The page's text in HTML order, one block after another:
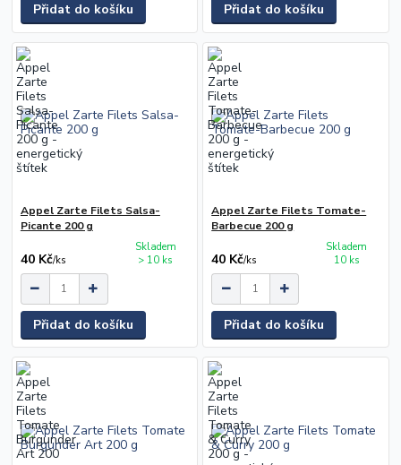
Přidat do košíku Přidat do košíku
Appel Zarte Filets Salsa-
Picante 200 g
40 Kč/ks
Skladem
> 10 ks
Přidat do košíku
Appel Zarte Filets Tomate-
Barbecue 200 g
40 Kč/ks
Skladem
10 ks
Přidat do košíku